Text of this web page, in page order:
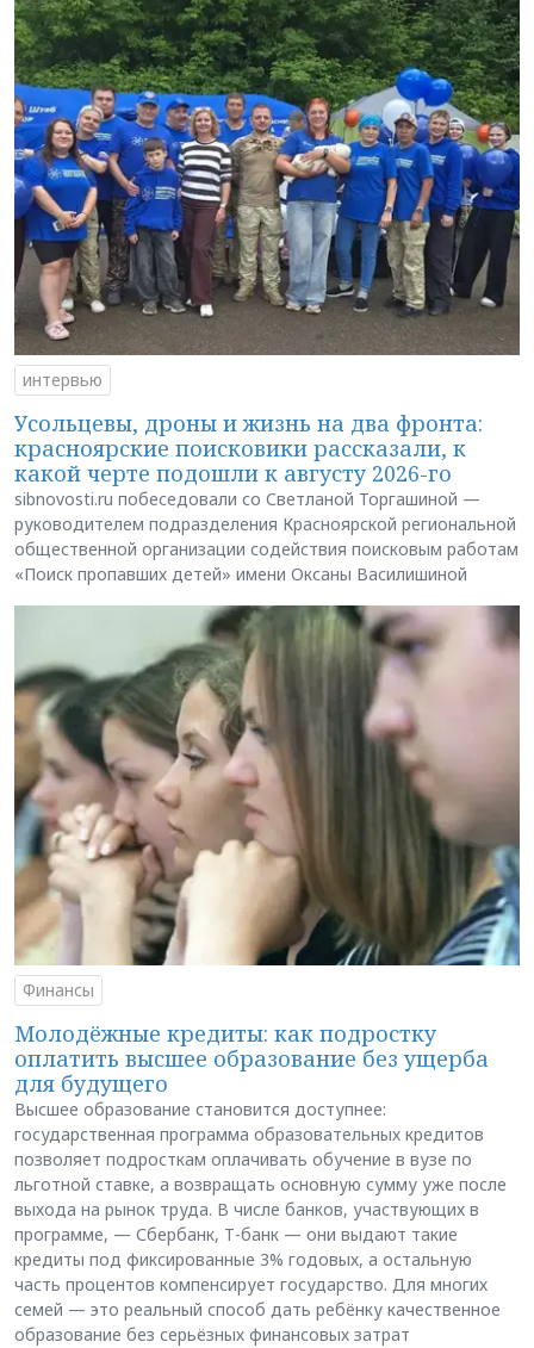
интервью
Усольцевы, дроны и жизнь на два фронта:
красноярские поисковики рассказали, к
какой черте подошли к августу 2026-го
sibnovosti.ru побеседовали со Светланой Торгашиной —
руководителем подразделения Красноярской региональной
общественной организации содействия поисковым работам
«Поиск пропавших детей» имени Оксаны Василишиной
Финансы
Молодёжные кредиты: как подростку
оплатить высшее образование без ущерба
для будущего
Высшее образование становится доступнее:
государственная программа образовательных кредитов
позволяет подросткам оплачивать обучение в вузе по
льготной ставке, а возвращать основную сумму уже после
выхода на рынок труда. В числе банков, участвующих в
программе, — Сбербанк, Т-банк — они выдают такие
кредиты под фиксированные 3% годовых, а остальную
часть процентов компенсирует государство. Для многих
семей — это реальный способ дать ребёнку качественное
образование без серьёзных финансовых затрат